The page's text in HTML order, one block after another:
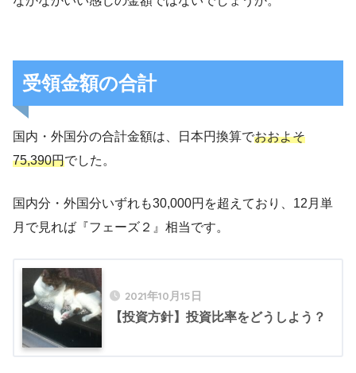
受領金額の合計
国内・外国分の合計金額は、日本円換算でおおよそ
75,390円でした。
国内分・外国分いずれも30,000円を超えており、12月単
月で見れば『フェーズ２』相当です。
2021年10月15日
【投資方針】投資比率をどうしよう？